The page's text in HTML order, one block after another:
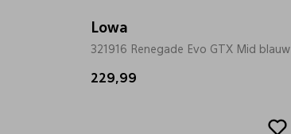
Lowa
321916 Renegade Evo GTX Mid blauw
229,99